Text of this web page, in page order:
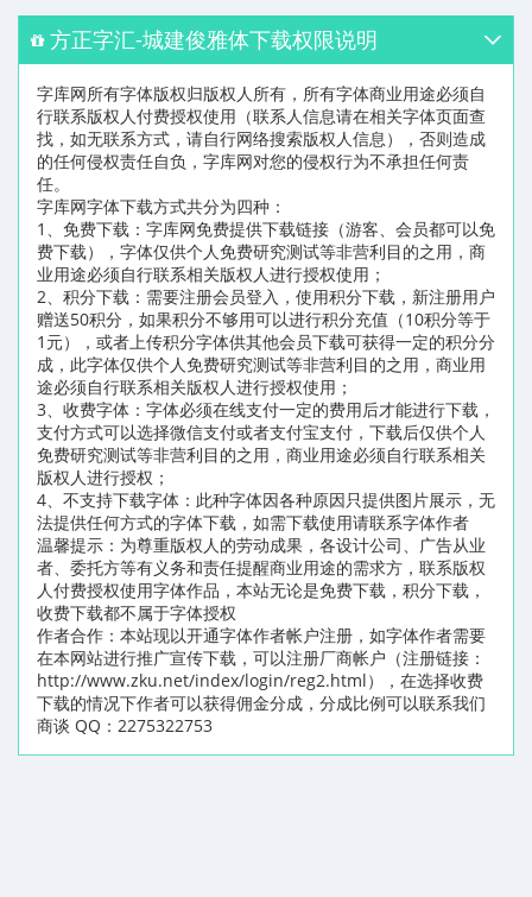
方正字汇-城建俊雅体下载权限说明
字库网所有字体版权归版权人所有，所有字体商业用途必须自
行联系版权人付费授权使用（联系人信息请在相关字体页面查
找，如无联系方式，请自行网络搜索版权人信息），否则造成
的任何侵权责任自负，字库网对您的侵权行为不承担任何责
任。
字库网字体下载方式共分为四种：
1、免费下载：字库网免费提供下载链接（游客、会员都可以免
费下载），字体仅供个人免费研究测试等非营利目的之用，商
业用途必须自行联系相关版权人进行授权使用；
2、积分下载：需要注册会员登入，使用积分下载，新注册用户
赠送50积分，如果积分不够用可以进行积分充值（10积分等于
1元），或者上传积分字体供其他会员下载可获得一定的积分分
成，此字体仅供个人免费研究测试等非营利目的之用，商业用
途必须自行联系相关版权人进行授权使用；
3、收费字体：字体必须在线支付一定的费用后才能进行下载，
支付方式可以选择微信支付或者支付宝支付，下载后仅供个人
免费研究测试等非营利目的之用，商业用途必须自行联系相关
版权人进行授权；
4、不支持下载字体：此种字体因各种原因只提供图片展示，无
法提供任何方式的字体下载，如需下载使用请联系字体作者
温馨提示：为尊重版权人的劳动成果，各设计公司、广告从业
者、委托方等有义务和责任提醒商业用途的需求方，联系版权
人付费授权使用字体作品，本站无论是免费下载，积分下载，
收费下载都不属于字体授权
作者合作：本站现以开通字体作者帐户注册，如字体作者需要
在本网站进行推广宣传下载，可以注册厂商帐户（注册链接：
http://www.zku.net/index/login/reg2.html），在选择收费
下载的情况下作者可以获得佣金分成，分成比例可以联系我们
商谈 QQ：2275322753